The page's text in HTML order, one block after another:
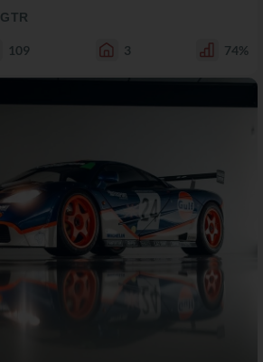
GTR
109 3 74%